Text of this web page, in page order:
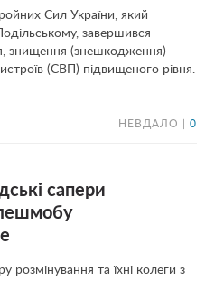
Сил України, який
завершився
знищення (знешкодження)
(СВП) підвищеного рівня.
НЕВДАЛО | 0
сапери
розмінування та їхні колеги з